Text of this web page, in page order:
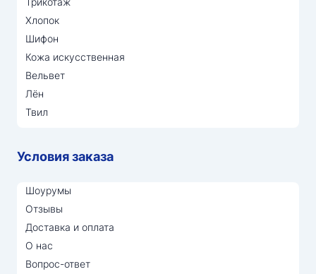
Хлопок
Шифон
Кожа искусственная
Вельвет
Лён
Твил
Условия заказа
Шоурумы
Отзывы
Доставка и оплата
О нас
Вопрос-ответ